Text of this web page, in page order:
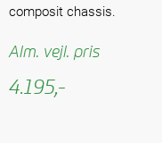
composit chassis.
Alm. vejl. pris
4.195,-